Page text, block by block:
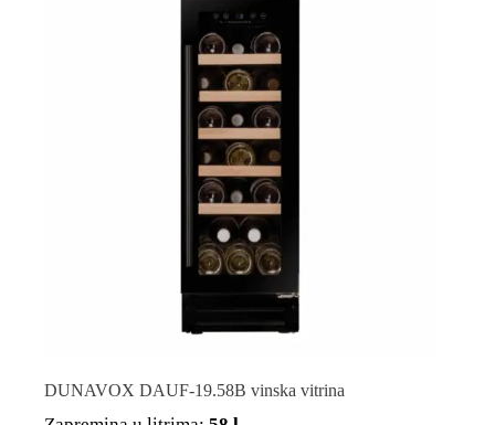
DUNAVOX DAUF-19.58B vinska vitrina